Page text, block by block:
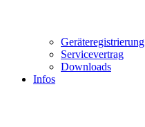
Geräteregistrierung
Servicevertrag
Downloads
Infos